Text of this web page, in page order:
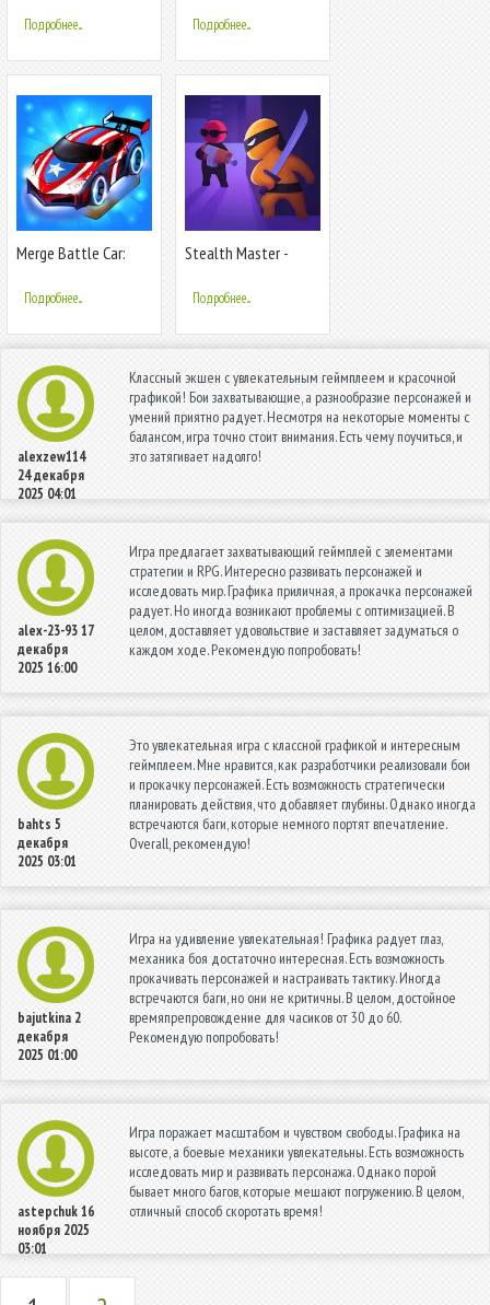
Clicker
Подробнее... Подробнее...
Merge Battle Car:
Tycoon game
Подробнее...
Stealth Master -
Подробнее...
alexzew114
24 декабря
2025 04:01
Классный экшен с увлекательным геймплеем и красочной
графикой! Бои захватывающие, а разнообразие персонажей и
умений приятно радует. Несмотря на некоторые моменты с
балансом, игра точно стоит внимания. Есть чему поучиться, и
это затягивает надолго!
alex-23-9317
декабря
2025 16:00
Игра предлагает захватывающий геймплей с элементами
стратегии и RPG. Интересно развивать персонажей и
исследовать мир. Графика приличная, а прокачка персонажей
радует. Но иногда возникают проблемы с оптимизацией. В
целом, доставляет удовольствие и заставляет задуматься о
каждом ходе. Рекомендую попробовать!
bahts 5
декабря
2025 03:01
Это увлекательная игра с классной графикой и интересным
геймплеем. Мне нравится, как разработчики реализовали бои
и прокачку персонажей. Есть возможность стратегически
планировать действия, что добавляет глубины. Однако иногда
встречаются баги, которые немного портят впечатление.
Overall, рекомендую!
bajutkina 2
декабря
2025 01:00
Игра на удивление увлекательная! Графика радует глаз,
механика боя достаточно интересная. Есть возможность
прокачивать персонажей и настраивать тактику. Иногда
встречаются баги, но они не критичны. В целом, достойное
времяпрепровождение для часиков от 30 до 60.
Рекомендую попробовать!
astepchuk16
ноября 2025
03:01
Игра поражает масштабом и чувством свободы. Графика на
высоте, а боевые механики увлекательны. Есть возможность
исследовать мир и развивать персонажа. Однако порой
бывает много багов, которые мешают погружению. В целом,
отличный способ скоротать время!